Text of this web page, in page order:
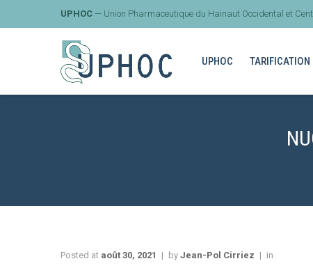
UPHOC — Union Pharmaceutique du Hainaut Occidental et
UPHOC TARIFICATION
Posted at août 30, 2021 by Jean-Pol Cirriez in